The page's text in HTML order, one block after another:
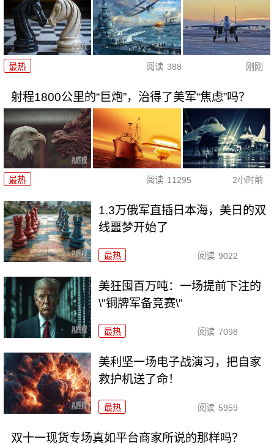
最热 阅读 388 刚刚
射程1800公里的“巨炮”，治得了美军“焦虑”吗？
最热 阅读 11295 2小时前
1.3万俄军直插日本海，美日的双
线噩梦开始了
最热 阅读 9022
美狂囤百万吨：一场提前下注的
\"铜牌军备竞赛\"
最热 阅读 7098
美利坚一场电子战演习，把自家
救护机送了命！
最热 阅读 5959
双十一现货专场真如平台商家所说的那样吗？